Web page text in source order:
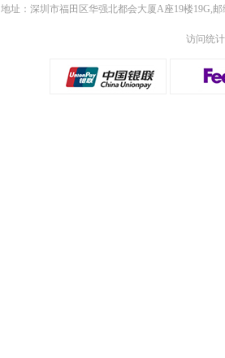
地址：深圳市福田区华强北都会大厦A座19楼19G,
访问统